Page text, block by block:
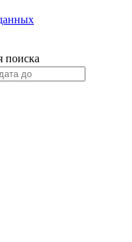
поиска